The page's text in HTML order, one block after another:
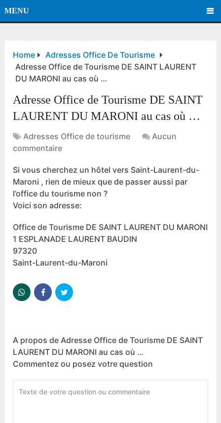
MENU
Home
Adresses Office De Tourisme
Adresse Office de Tourisme DE SAINT LAURENT
DU MARONI au cas où …
Adresse Office de Tourisme DE SAINT
LAURENT DU MARONI au cas où …
Adresses Office de tourisme
Aucun
commentaire
Si vous cherchez un hôtel vers Saint-Laurent-du-
Maroni , rien de mieux que de passer aussi par
l’office du tourisme non ?
Voici son adresse:
Office de Tourisme DE SAINT LAURENT DU MARONI
1 ESPLANADE LAURENT BAUDIN
97320
Saint-Laurent-du-Maroni
A propos de Adresse Office de Tourisme DE SAINT
LAURENT DU MARONI au cas où …
Commentez ou posez votre question